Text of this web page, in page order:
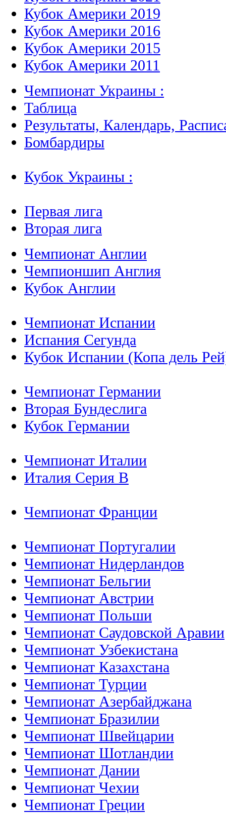
Кубок Америки 2019
Кубок Америки 2016
Кубок Америки 2015
Кубок Америки 2011
Чемпионат Украины :
Таблица
Результаты, Календарь,
Бомбардиры
Кубок Украины :
Первая лига
Вторая лига
Чемпионат Англии
Чемпионшип Англия
Кубок Англии
Чемпионат Испании
Испания Сегунда
Кубок Испании (Копа дель
Чемпионат Германии
Вторая Бундеслига
Кубок Германии
Чемпионат Италии
Италия Серия B
Чемпионат Франции
Чемпионат Португалии
Чемпионат Нидерландов
Чемпионат Бельгии
Чемпионат Австрии
Чемпионат Польши
Чемпионат Саудовской Аравии
Чемпионат Узбекистана
Чемпионат Казахстана
Чемпионат Турции
Чемпионат Азербайджана
Чемпионат Бразилии
Чемпионат Швейцарии
Чемпионат Шотландии
Чемпионат Дании
Чемпионат Чехии
Чемпионат Греции